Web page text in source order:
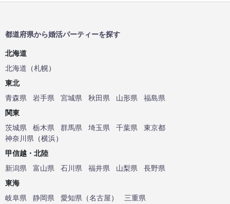
都道府県から婚活パーティーを探す
北海道
北海道 （札幌）
東北
青森県
岩手県 宮城県 秋田県 山形県
福島県
関東
茨城県
栃木県 群馬県 埼玉県 千葉県
東京都
神奈川県 （横浜）
甲信越・北陸
新潟県
富山県 石川県 福井県 山梨県
長野県
東海
岐阜県
静岡県 愛知県 （名古屋）
三重県